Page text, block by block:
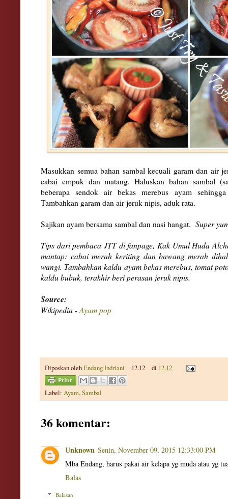
Masukkan semua bahan sambal kecuali garam dan air
cabai empuk dan matang. Haluskan bahan sambal
beberapa sendok air bekas merebus ayam
Tambahkan garam dan air jeruk nipis, aduk rata.
Sajikan ayam bersama sambal dan nasi hangat. Super
Tips dari pembaca JTT di fanpage, Kak Umul Huda
mantap: cabai merah keriting dan bawang merah
wangi. Tambahkan kaldu ayam bekas merebus, tomat
kaldu bubuk, terakhir beri perasan jeruk nipis.
Source:
Wikipedia -Ayam pop
Diposkan olehEndang Indriani 12.12 di 12.12
Label: Ayam,Sambal
36 komentar:
Unknown Senin, November 09, 2015 12:33:00 PM
Mba Endang, harus pakai air kelapa yg muda atau yg
Balas
Balasan